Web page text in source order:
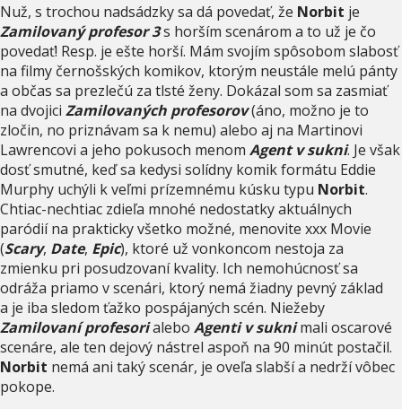
Nuž, s trochou nadsádzky sa dá povedať, že Norbit je
Zamilovaný profesor 3s horším scenárom a to už je čo
povedať! Resp. je ešte horší. Mám svojím spôsobom slabosť
na filmy černošských komikov, ktorým neustále melú pánty
a občas sa prezlečú za tlsté ženy. Dokázal som sa zasmiať
na dvojici Zamilovaných profesorov(áno, možno je to
zločin, no priznávam sa k nemu) alebo aj na Martinovi
Lawrencovi a jeho pokusoch menom Agent v sukni. Je však
dosť smutné, keď sa kedysi solídny komik formátu Eddie
Murphy uchýli k veľmi prízemnému kúsku typu Norbit.
Chtiac-nechtiac zdieľa mnohé nedostatky aktuálnych
paródií na prakticky všetko možné, menovite xxx Movie
(Scary, Date, Epic), ktoré už vonkoncom nestoja za
zmienku pri posudzovaní kvality. Ich nemohúcnosť sa
odráža priamo v scenári, ktorý nemá žiadny pevný základ
a je iba sledom ťažko pospájaných scén. Niežeby
Zamilovaní profesorialebo Agenti v suknimali oscarové
scenáre, ale ten dejový nástrel aspoň na 90 minút postačil.
Norbit nemá ani taký scenár, je oveľa slabší a nedrží vôbec
pokope.